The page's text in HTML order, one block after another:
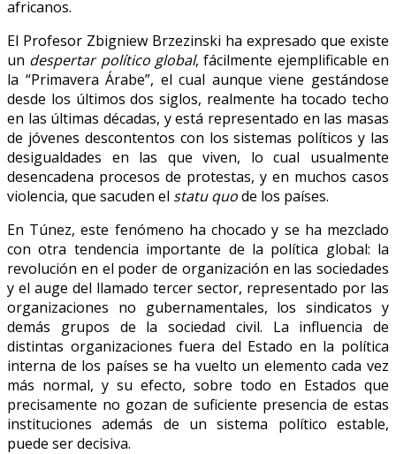
africanos.
El Profesor Zbigniew Brzezinski ha expresado que existe
un despertar político global, fácilmente ejemplificable en
la “Primavera Árabe”, el cual aunque viene gestándose
desde los últimos dos siglos, realmente ha tocado techo
en las últimas décadas, y está representado en las masas
de jóvenes descontentos con los sistemas políticos y las
desigualdades en las que viven, lo cual usualmente
desencadena procesos de protestas, y en muchos casos
violencia, que sacuden el statu quode los países.
En Túnez, este fenómeno ha chocado y se ha mezclado
con otra tendencia importante de la política global: la
revolución en el poder de organización en las sociedades
y el auge del llamado tercer sector, representado por las
organizaciones no gubernamentales, los sindicatos y
demás grupos de la sociedad civil. La influencia de
distintas organizaciones fuera del Estado en la política
interna de los países se ha vuelto un elemento cada vez
más normal, y su efecto, sobre todo en Estados que
precisamente no gozan de suficiente presencia de estas
instituciones además de un sistema político estable,
puede ser decisiva.